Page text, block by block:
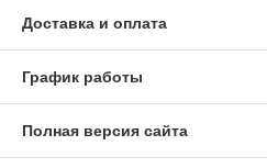
Доставка и оплата
График работы
Полная версия сайта